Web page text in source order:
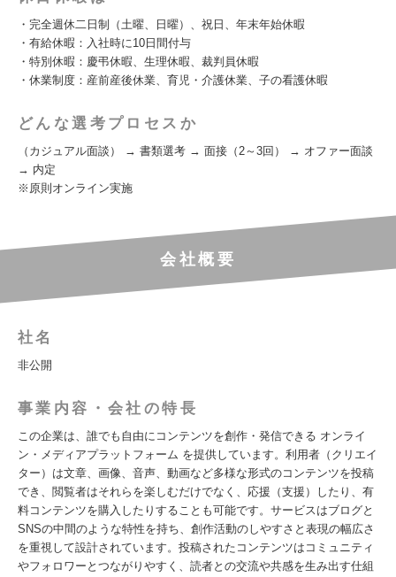
・完全週休二日制（土曜、日曜）、祝日、年末年始休暇
・有給休暇：入社時に10日間付与
・特別休暇：慶弔休暇、生理休暇、裁判員休暇
・休業制度：産前産後休業、育児・介護休業、子の看護休暇
どんな選考プロセスか
（カジュアル面談） → 書類選考 → 面接（2～3回） → オファー面談
→ 内定
※原則オンライン実施
会社概要
社名
非公開
事業内容・会社の特長
この企業は、誰でも自由にコンテンツを創作・発信できる オンライ
ン・メディアプラットフォーム を提供しています。利用者（クリエイ
ター）は文章、画像、音声、動画など多様な形式のコンテンツを投稿
でき、閲覧者はそれらを楽しむだけでなく、応援（支援）したり、有
料コンテンツを購入したりすることも可能です。サービスはブログと
SNSの中間のような特性を持ち、創作活動のしやすさと表現の幅広さ
を重視して設計されています。投稿されたコンテンツはコミュニティ
やフォロワーとつながりやすく、読者との交流や共感を生み出す仕組